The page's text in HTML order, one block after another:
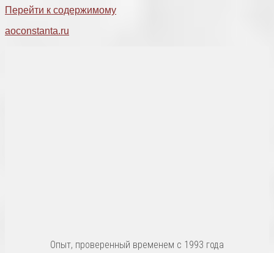
Перейти к содержимому
aoconstanta.ru
Опыт, проверенный временем с 1993 года